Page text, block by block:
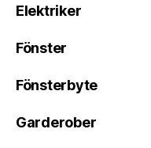
Elektriker
Fönster
Fönsterbyte
Garderober